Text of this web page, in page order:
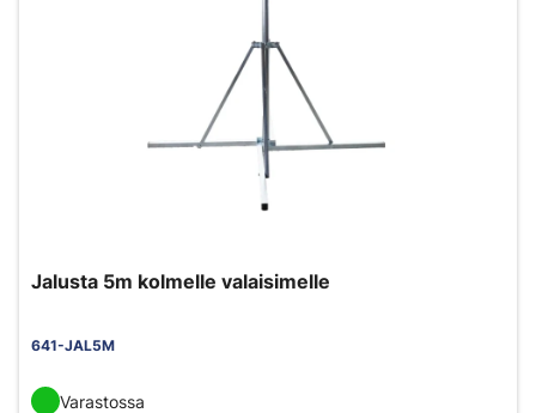
Jalusta 5m kolmelle valaisimelle
641-JAL5M
Varastossa